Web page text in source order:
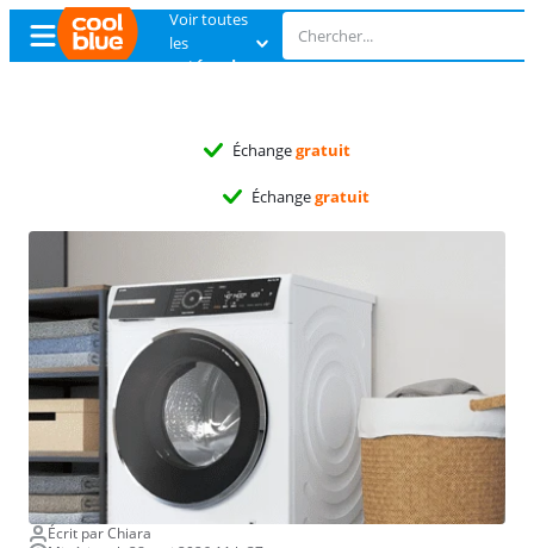
Voir toutes
les
catégories
Échangegratuit
Échangegratuit
Écrit par Chiara